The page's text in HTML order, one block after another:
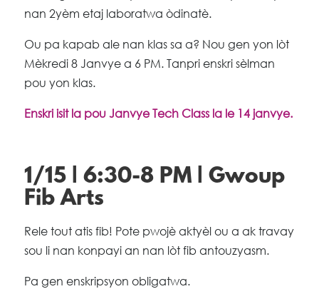
nan 2yèm etaj laboratwa òdinatè.
Ou pa kapab ale nan klas sa a? Nou gen yon lòt
Mèkredi 8 Janvye a 6 PM. Tanpri enskri sèlman
pou yon klas.
Enskri isit la pou Janvye Tech Class la le 14 janvye.
1/15 | 6:30-8 PM | Gwoup
Fib Arts
Rele tout atis fib! Pote pwojè aktyèl ou a ak travay
sou li nan konpayi an nan lòt fib antouzyasm.
Pa gen enskripsyon obligatwa.